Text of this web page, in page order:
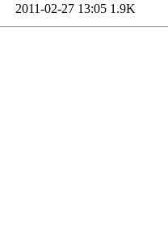
2011-02-27 13:05 1.9K